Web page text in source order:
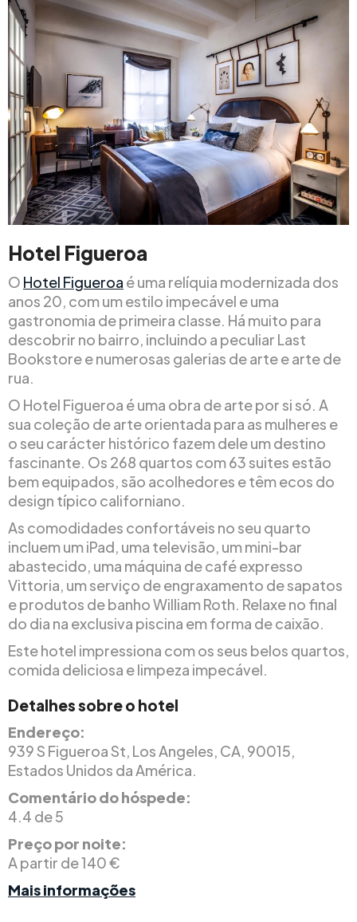
Hotel Figueroa
O Hotel Figueroa é uma relíquia modernizada dos
anos 20, com um estilo impecável e uma
gastronomia de primeira classe. Há muito para
descobrir no bairro, incluindo a peculiar Last
Bookstore e numerosas galerias de arte e arte de
rua.
O Hotel Figueroa é uma obra de arte por si só. A
sua coleção de arte orientada para as mulheres e
o seu carácter histórico fazem dele um destino
fascinante. Os 268 quartos com 63 suites estão
bem equipados, são acolhedores e têm ecos do
design típico californiano.
As comodidades confortáveis no seu quarto
incluem um iPad, uma televisão, um mini-bar
abastecido, uma máquina de café expresso
Vittoria, um serviço de engraxamento de sapatos
e produtos de banho William Roth. Relaxe no final
do dia na exclusiva piscina em forma de caixão.
Este hotel impressiona com os seus belos quartos,
comida deliciosa e limpeza impecável.
Detalhes sobre o hotel
Endereço:
939 S Figueroa St, Los Angeles, CA, 90015,
Estados Unidos da América.
Comentário do hóspede:
4.4 de 5
Preço por noite:
A partir de 140 €
Mais informações